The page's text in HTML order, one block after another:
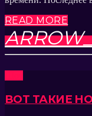
READ MORE
ВОТ ТАКИЕ